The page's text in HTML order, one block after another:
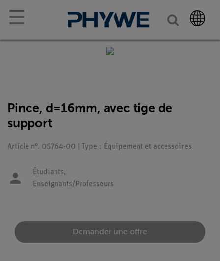
☰
Pince, d=16mm, avec tige de
support
Article n°. 05764-00 | Type : Équipement et accessoires
Étudiants,
Enseignants/Professeurs
Demander une offre